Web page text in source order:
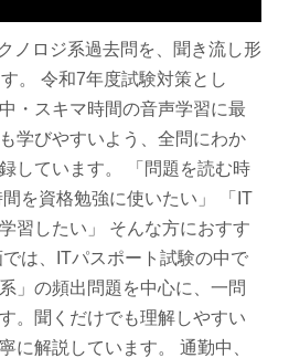
ノロジ系過去問を、聞き流し形
。 令和7年度試験対策とし
・スキマ時間の音声学習に最
学びやすいよう、全問にわか
しています。 「問題を読む時
を資格勉強に使いたい」 「IT
習したい」 そんな方におすす
は、ITパスポート試験の中で
」の頻出問題を中心に、一問
。聞くだけでも理解しやすい
に解説しています。 通勤中、